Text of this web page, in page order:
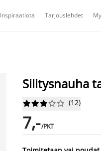
Inspiraatiota Tarjouslehdet
Silitysnauha





 (12)
7,-/PKT